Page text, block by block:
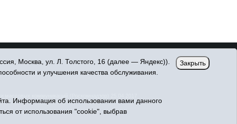
Москва, ул. Л. Толстого, 16 (далее — Яндекс)).
и улучшения качества обслуживания.
Информация об использовании вами данного
от использования "cookie", выбрав
Закрыть